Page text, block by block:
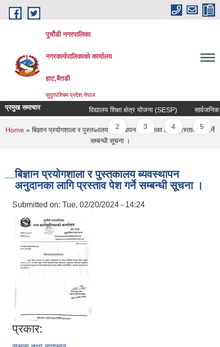
Skip to main content
पुर्चौडी नगरपालिका
नगरकार्यपालिकाकाे कार्यालय
हाट,बैतडी
सुदुरपश्चिम प्रदेश,नेपाल
प्रमुख समाचार विद्यालय शिक्षा क्षेत्र योजना (SESP) सार्वजनिक
Pages
1 2 3 4 5
You are here
Home » बिज्ञान प्रयोगशाला र पुस्तकालय ब्यवस्थापन अनुदानका लागि प्रस्ताव पेश गर्ने
सम्बन्धी सूचना ।
बिज्ञान प्रयोगशाला र पुस्तकालय ब्यवस्थापन
अनुदानका लागि प्रस्ताव पेश गर्ने सम्बन्धी सूचना ।
Submitted on: Tue, 02/20/2024 - 14:24
प्रकार: